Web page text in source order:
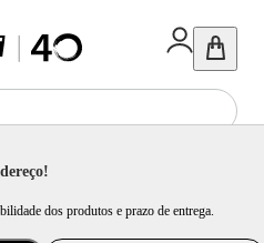
dos produtos e prazo de entrega.